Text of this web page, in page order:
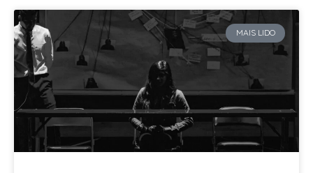
MAIS LIDO